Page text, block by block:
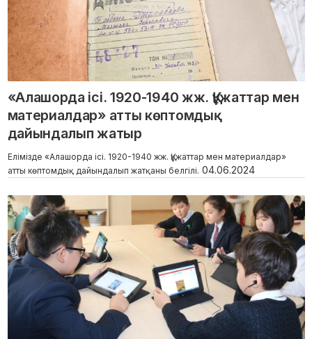
«Алашорда ісі. 1920-1940 жж. Құжаттар мен
материалдар» атты көптомдық
дайындалып жатыр
Елімізде «Алашорда ісі. 1920-1940 жж. Құжаттар мен материалдар»
атты көптомдық дайындалып жатқаны белгілі. 04.06.2024